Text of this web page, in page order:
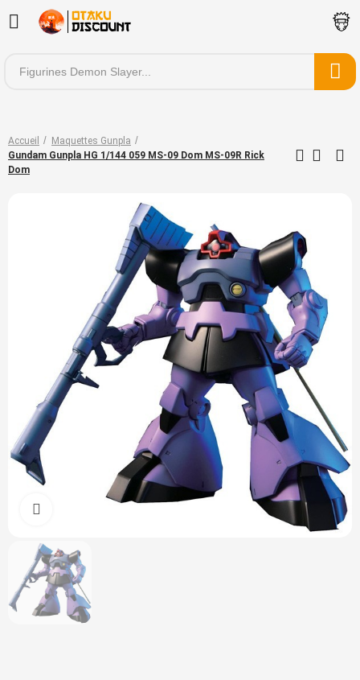
Accueil
Maquettes Gunpla
Gundam Gunpla HG 1/144 059 MS-09 Dom MS-09R Rick
Dom